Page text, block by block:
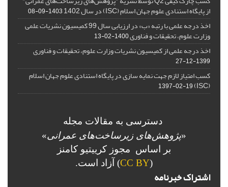
از پایگاه استنادی علوم جهان اسلام (ISC) در سال 1402 1403-09-08
اخذ درجه علمی با رتبه «ب» در ارزیابی سال 99 کمیسیون نشریات علمی
وزارت علوم، تحقیقات و فناوری1400-02-13
اخذ درجه علمی از کمیسیون نشریات وزارت علوم، تحقیقات و فناوری
1399-12-27
کسب امتیاز لازم جهت نمایه سازی در پایگاه استنادی علوم جهان اسلام
(ISC)
1397-02-19
دسترسی به مقالات مجله
«پژوهش‌های زیرساخت‌های عمرانی»
بر اساس مجوز کرییتیو کامنز
(
CC BY) آزاد است.
اشتراک خبرنامه